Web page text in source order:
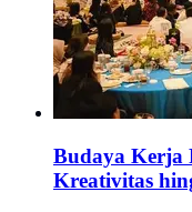
Budaya Kerja
Kreativitas